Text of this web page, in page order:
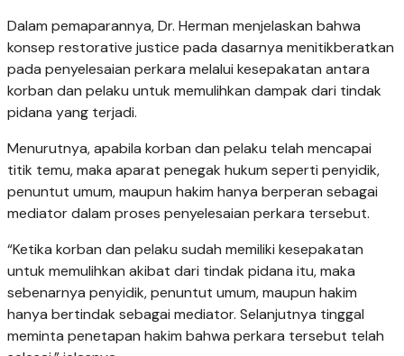
Dalam pemaparannya, Dr. Herman menjelaskan bahwa
konsep restorative justice pada dasarnya menitikberatkan
pada penyelesaian perkara melalui kesepakatan antara
korban dan pelaku untuk memulihkan dampak dari tindak
pidana yang terjadi.
Menurutnya, apabila korban dan pelaku telah mencapai
titik temu, maka aparat penegak hukum seperti penyidik,
penuntut umum, maupun hakim hanya berperan sebagai
mediator dalam proses penyelesaian perkara tersebut.
“Ketika korban dan pelaku sudah memiliki kesepakatan
untuk memulihkan akibat dari tindak pidana itu, maka
sebenarnya penyidik, penuntut umum, maupun hakim
hanya bertindak sebagai mediator. Selanjutnya tinggal
meminta penetapan hakim bahwa perkara tersebut telah